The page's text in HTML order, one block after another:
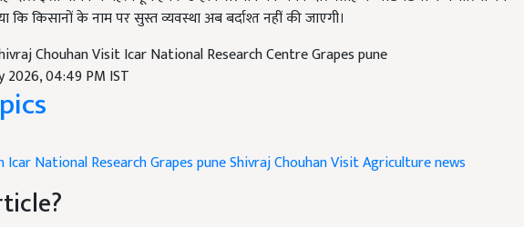
Shivraj Chouhan Visit Icar National Research Centre Grapes pune
2026, 04:49 PM IST
you liked this article and have suggestions to improve this article?